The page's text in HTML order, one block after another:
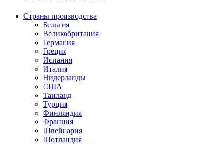
Страны производства
Бельгия
Великобритания
Германия
Греция
Испания
Италия
Нидерланды
США
Таиланд
Турция
Финляндия
Франция
Швейцария
Шотландия